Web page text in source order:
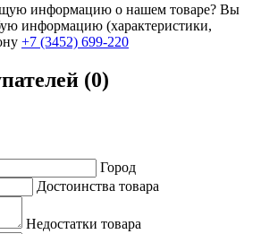
информацию о нашем товаре? Вы
информацию (характеристики,
+7 (3452) 699-220
(0)
Город
Достоинства товара
Недостатки товара